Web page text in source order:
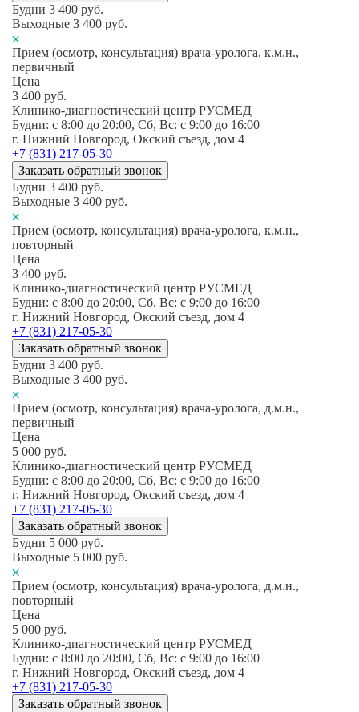
Будни 3 400 руб.
Выходные 3 400 руб.
Прием (осмотр, консультация) врача-уролога, к.м.н.,
первичный
Цена
3 400 руб.
Клинико-диагностический центр РУСМЕД
Будни: c 8:00 до 20:00, Сб, Вс: c 9:00 до 16:00
г. Нижний Новгород, Окский съезд, дом 4
+7 (831) 217-05-30
Заказать обратный звонок
Будни 3 400 руб.
Выходные 3 400 руб.
Прием (осмотр, консультация) врача-уролога, к.м.н.,
повторный
Цена
3 400 руб.
Клинико-диагностический центр РУСМЕД
Будни: c 8:00 до 20:00, Сб, Вс: c 9:00 до 16:00
г. Нижний Новгород, Окский съезд, дом 4
+7 (831) 217-05-30
Заказать обратный звонок
Будни 3 400 руб.
Выходные 3 400 руб.
Прием (осмотр, консультация) врача-уролога, д.м.н.,
первичный
Цена
5 000 руб.
Клинико-диагностический центр РУСМЕД
Будни: c 8:00 до 20:00, Сб, Вс: c 9:00 до 16:00
г. Нижний Новгород, Окский съезд, дом 4
+7 (831) 217-05-30
Заказать обратный звонок
Будни 5 000 руб.
Выходные 5 000 руб.
Прием (осмотр, консультация) врача-уролога, д.м.н.,
повторный
Цена
5 000 руб.
Клинико-диагностический центр РУСМЕД
Будни: c 8:00 до 20:00, Сб, Вс: c 9:00 до 16:00
г. Нижний Новгород, Окский съезд, дом 4
+7 (831) 217-05-30
Заказать обратный звонок